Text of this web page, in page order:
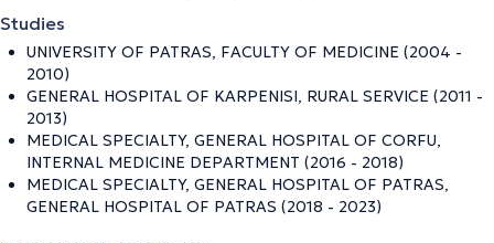
Studies
UNIVERSITY OF PATRAS, FACULTY OF MEDICINE (2004 -
2010)
GENERAL HOSPITAL OF KARPENISI, RURAL SERVICE (2011 -
2013)
MEDICAL SPECIALTY, GENERAL HOSPITAL OF CORFU,
INTERNAL MEDICINE DEPARTMENT (2016 - 2018)
MEDICAL SPECIALTY, GENERAL HOSPITAL OF PATRAS,
GENERAL HOSPITAL OF PATRAS (2018 - 2023)